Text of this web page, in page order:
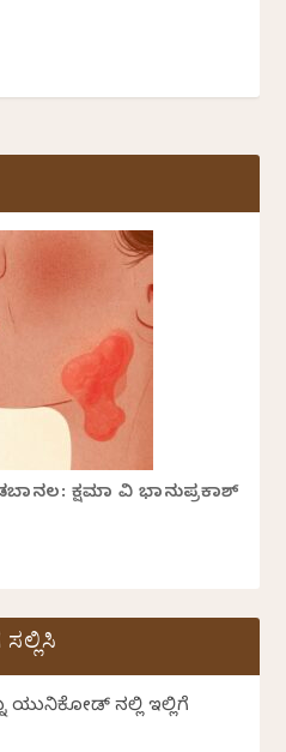
ಕ್ಷಮಾ ವಿ ಭಾನುಪ್ರಕಾಶ್
ಯುನಿಕೋಡ್ ನಲ್ಲಿ ಇಲ್ಲಿಗೆ